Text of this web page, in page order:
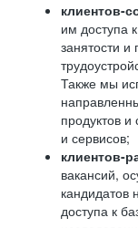
клиентов-
им доступа
занятости и
Также мы
продуктов
и сервисов;
клиентов-
вакансий,
кандидатов
доступа к